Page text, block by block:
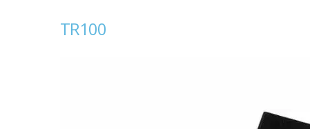
TR100